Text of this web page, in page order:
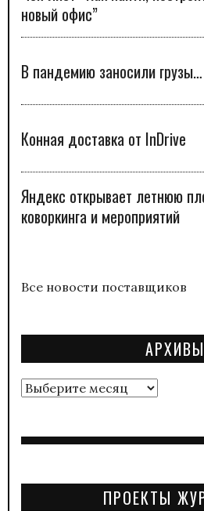
новый офис”
В пандемию заносили
Конная доставка от InDrive
Яндекс открывает летнюю
коворкинга и мероприятий
Все новости поставщиков
АРХИВЫ
Архивы
ПРОЕКТЫ